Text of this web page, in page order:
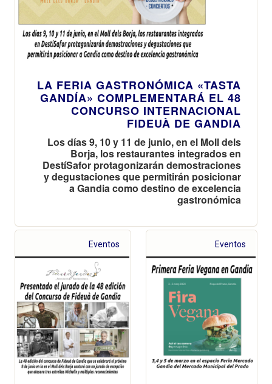
LA FERIA GASTRONÓMICA «TASTA
GANDÍA» COMPLEMENTARÁ EL 48
CONCURSO INTERNACIONAL
FIDEUÀ DE GANDIA
Los días 9, 10 y 11 de junio, en el Moll dels
Borja, los restaurantes integrados en
DestíSafor protagonizarán demostraciones
y degustaciones que permitirán posicionar
a Gandia como destino de excelencia
gastronómica
Eventos Eventos